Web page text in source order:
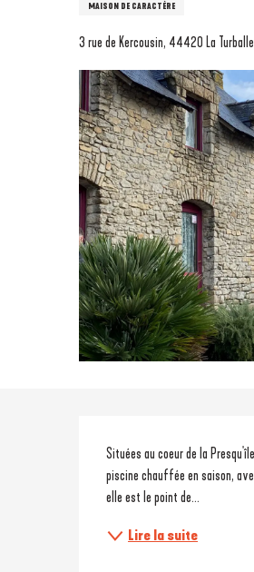
MAISON DE CARACTÈRE
3 rue de Kercousin, 44420 La Turballe
Situées au coeur de la
piscine chauffée en saison,
elle est le point de...
Lire la suite